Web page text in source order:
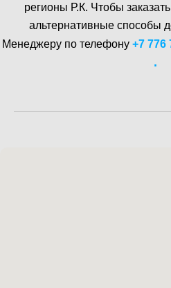
регионы Р.К. Чтобы
альтернативные способы
Менеджеру по телефону +7 776
.